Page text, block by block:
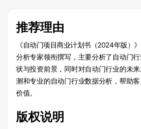
推荐理由
《自动门项目商业计划书（2024年版）
分析专家领衔撰写，主要分析了自动门
状与投资前景，同时对自动门行业的未
测和专业的自动门行业数据分析，帮助
价值。
版权说明